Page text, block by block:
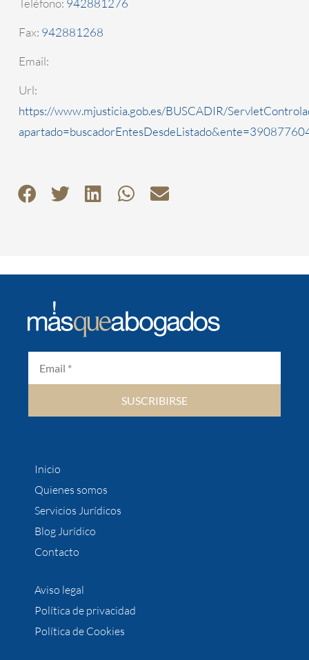
Teléfono: 942881276
Fax: 942881268
Email:
Url:
https://www.mjusticia.gob.es/BUSCADIR/
SUSCRIBIRSE
Inicio
Quienes somos
Servicios Jurídicos
Blog Jurídico
Contacto
Aviso legal
Política de privacidad
Política de Cookies